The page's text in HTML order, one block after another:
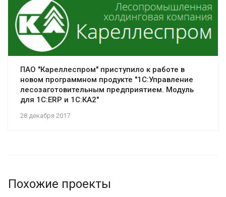
28 декабря 2017
ПАО "Кареллеспром" приступило к работе в
новом программном продукте "1С:Управление
лесозаготовительным предприятием. Модуль
для 1С:ERP и 1С:КА2"
Похожие проекты